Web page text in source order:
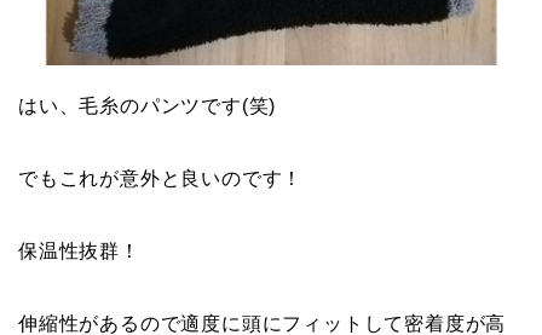
はい、毛糸のパンツです(笑)
でもこれが意外と良いのです！
保温性抜群！
伸縮性があるので適度に頭にフィットして密着度が高